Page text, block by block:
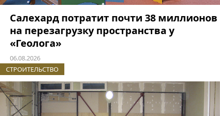
Салехард потратит почти 38 миллионов
на перезагрузку пространства у
«Геолога»
06.08.2026
СТРОИТЕЛЬСТВО